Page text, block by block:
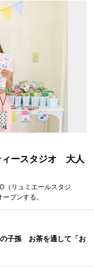
ィースタジオ 大人
（リュミエールスタジ
プンする。
子孫 お茶を通して「お